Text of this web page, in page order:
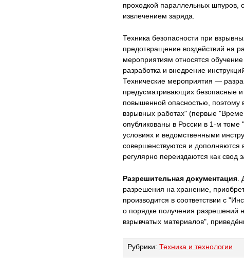
проходкой параллельных шпуров,
извлечением заряда.
Техника безопасности при
предотвращение воздействий на
мероприятиям относятся
разработка и внедрение
Технические мероприятия —
предусматривающих безопасные
повышенной опасностью, поэтому
взрывных работах" (первые
опубликованы в России в 1-м томе
условиях и ведомственными
совершенствуются и дополняются
регулярно переиздаются как свод
Разрешительная документация
разрешения на хранение,
производится в соответствии с
о порядке получения разрешений
взрывчатых материалов",
Рубрики: Техника и технологии